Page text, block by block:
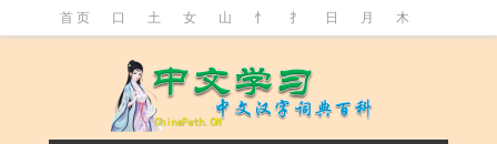
首 页 口 土 女 山 忄 扌 日 月 木
魚